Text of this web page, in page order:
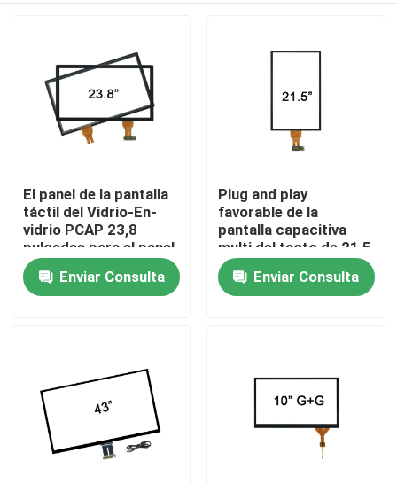
Inicio
Sobre nosotros
Productos
Pantalla del panel táctil
El panel de la pantalla
táctil del Vidrio-En-
vidrio PCAP 23,8
pulgadas para el panel
de 1920x1080 TFT
LCD Enviar Consulta
Plug and play
favorable de la
pantalla capacitiva
multi del tacto de 21,5
pulgadas
Enviar Consulta